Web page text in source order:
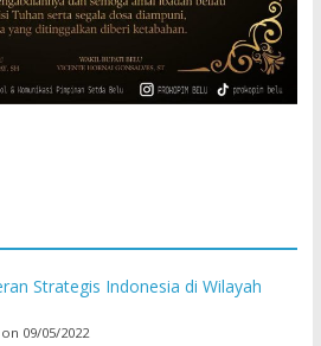
Strategis Indonesia di Wilayah
09/05/2022